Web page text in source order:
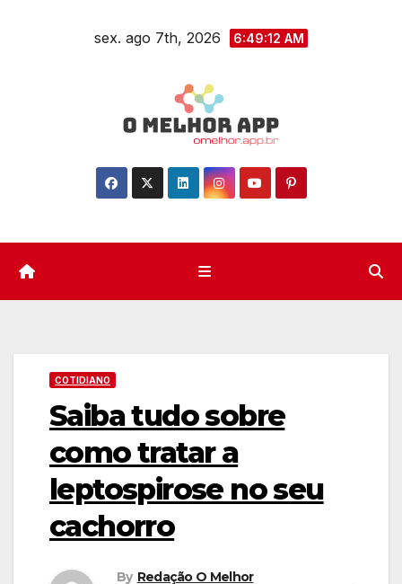
sex. ago 7th, 2026 6:49:13 AM
COTIDIANO
Saiba tudo sobre
como tratar a
leptospirose no seu
cachorro
By Redação O Melhor